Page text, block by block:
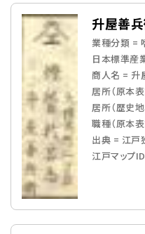
升屋善兵
業種分類 =
日本標準産
商人名 = 升
居所（原本
居所（歴史
職種（原本
出典 = 江戸
江戸マップ